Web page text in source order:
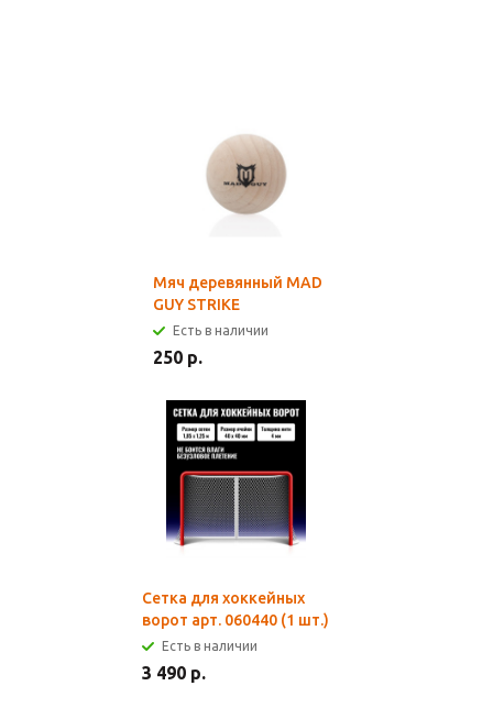
Мяч деревянный MAD
GUY STRIKE
Есть в наличии
250 р.
Сетка для хоккейных
ворот арт. 060440 (1 шт.)
Есть в наличии
3 490 р.